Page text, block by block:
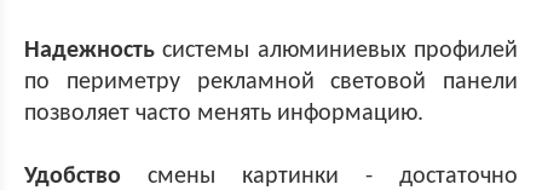
Надежность системы алюминиевых профилей
по периметру рекламной световой панели
позволяет часто менять информацию.
Удобство смены картинки - достаточно